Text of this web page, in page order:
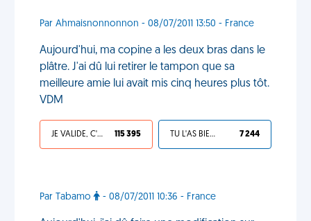
Par Ahmaisnonnonnon - 08/07/2011 13:50 - France
Aujourd'hui, ma copine a les deux bras dans le
plâtre. J'ai dû lui retirer le tampon que sa
meilleure amie lui avait mis cinq heures plus tôt.
VDM
JE VALIDE, C'EST UNE VDM 115 395 TU L'AS BIEN MÉRITÉ 7 244
Par Tabamo - 08/07/2011 10:36 - France